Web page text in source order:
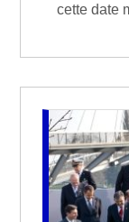
cette date